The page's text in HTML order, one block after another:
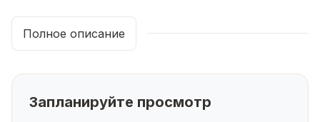
системой видеонаблюдения, большой подземный
паркинг. Между готовым и строящимся домом
уровне 3-го этажа. На 33-м этаже будет
и гостей комплекса с потрясающим видом на
Полное описание
Запланируйте просмотр